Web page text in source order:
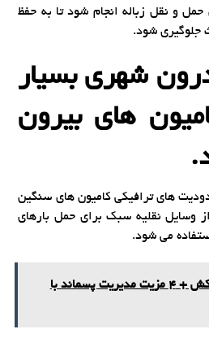
و نقل زباله انجام شود تا به حفظ
جلوگیری شود.
شهری بسیار
های بیرون
های ترافیکی کامیون های سنگین
وسایل نقلیه سبک برای حمل بارهای
می شود.
مدیریت پسماند با زباله کش + 4 مزیت مدیریت پسماند با